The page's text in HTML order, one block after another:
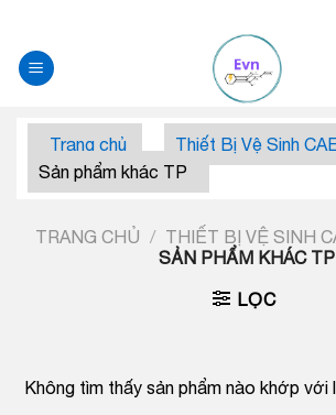
Trang chủ
Thiết Bị Vệ Sinh
Sản phẩm khác TP
TRANG CHỦ / THIẾT BỊ VỆ SINH
SẢN PHẨM KHÁC TP
LỌC
Không tìm thấy sản phẩm nào khớp với